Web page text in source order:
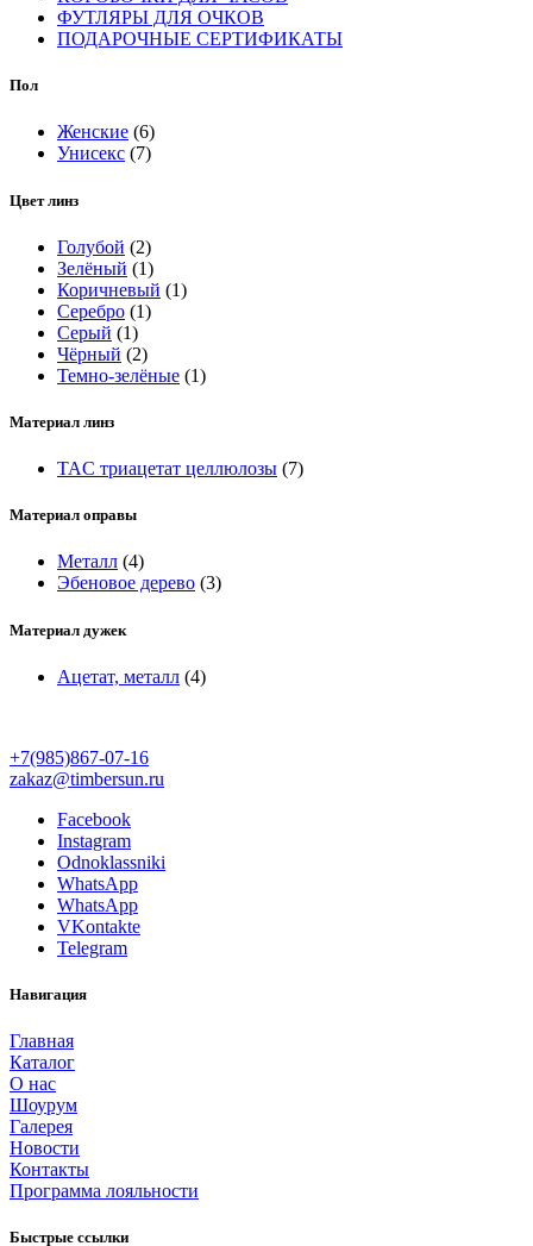
ФУТЛЯРЫ ДЛЯ ОЧКОВ
ПОДАРОЧНЫЕ СЕРТИФИКАТЫ
Пол
Женские (6)
Унисекс (7)
Цвет линз
Голубой (2)
Зелёный (1)
Коричневый (1)
Серебро (1)
Серый (1)
Чёрный (2)
Темно-зелёные (1)
Материал линз
TAC триацетат целлюлозы (7)
Материал оправы
Металл (4)
Эбеновое дерево (3)
Материал дужек
Ацетат, металл (4)
+7(985)867-07-16
zakaz@timbersun.ru
Facebook
Instagram
Odnoklassniki
WhatsApp
WhatsApp
VKontakte
Telegram
Навигация
Главная
Каталог
О нас
Шоурум
Галерея
Новости
Контакты
Программа лояльности
Быстрые ссылки